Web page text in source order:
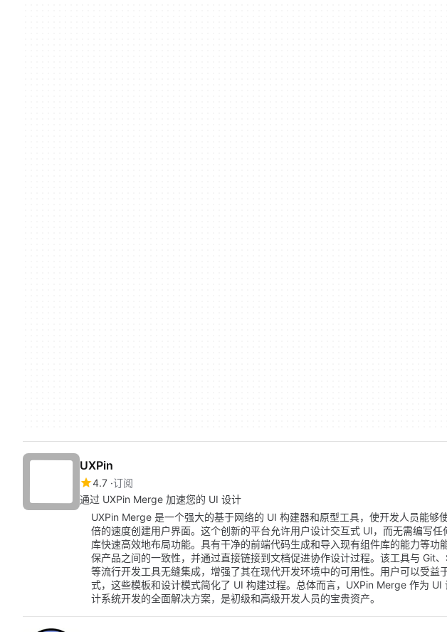
UXPin
4.7 订阅
通过 UXPin Merge 加速您的 UI 设计
UXPin Merge 是一个强大的基于网络的 UI 构建器和原型工具，使开发人员能够
倍的速度创建用户界面。这个创新的平台允许用户设计交互式 UI，而无需编写
库快速高效地布局功能。具有干净的前端代码生成和导入现有组件库的能力等功
保产品之间的一致性，并通过直接链接到文档促进协作设计过程。该工具与 Git
等流行开发工具无缝集成，增强了其在现代开发环境中的可用性。用户可以受益
式，这些模板和设计模式简化了 UI 构建过程。总体而言，UXPin Merge 作为 UI
计系统开发的全面解决方案，是初级和高级开发人员的宝贵资产。